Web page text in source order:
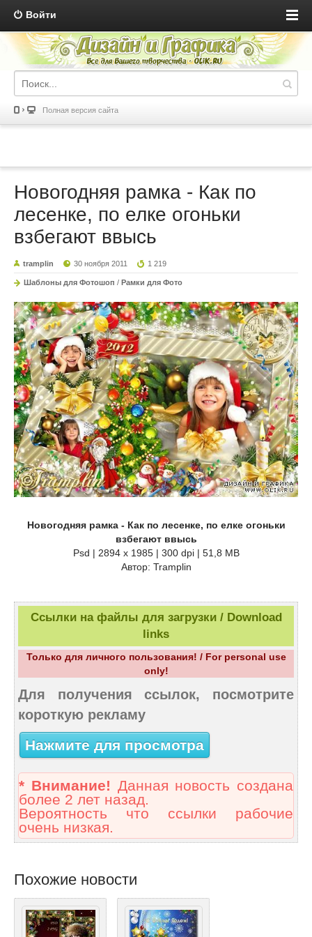
Войти
Полная версия сайта
Новогодняя рамка - Как по
лесенке, по елке огоньки
взбегают ввысь
tramplin 30 ноября 2011 1 219
Шаблоны для Фотошоп / Рамки для Фото
Новогодняя рамка - Как по лесенке, по елке огоньки
взбегают ввысь
Psd | 2894 x 1985 | 300 dpi | 51,8 MB
Автор: Tramplin
Ссылки на файлы для загрузки / Download
links
Только для личного пользования! / For personal use
only!
Для получения ссылок, посмотрите
короткую рекламу
Нажмите для просмотра
* Внимание! Данная новость создана
более 2 лет назад.
Вероятность что ссылки рабочие
очень низкая.
Похожие новости